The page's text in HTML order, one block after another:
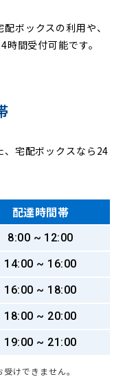
配ボックスの利用や、
間受付可能です。
、宅配ボックスなら24
配達時間帯
8:00 ~ 12:00
14:00 ~ 16:00
16:00 ~ 18:00
18:00 ~ 20:00
19:00 ~ 21:00
けできません。